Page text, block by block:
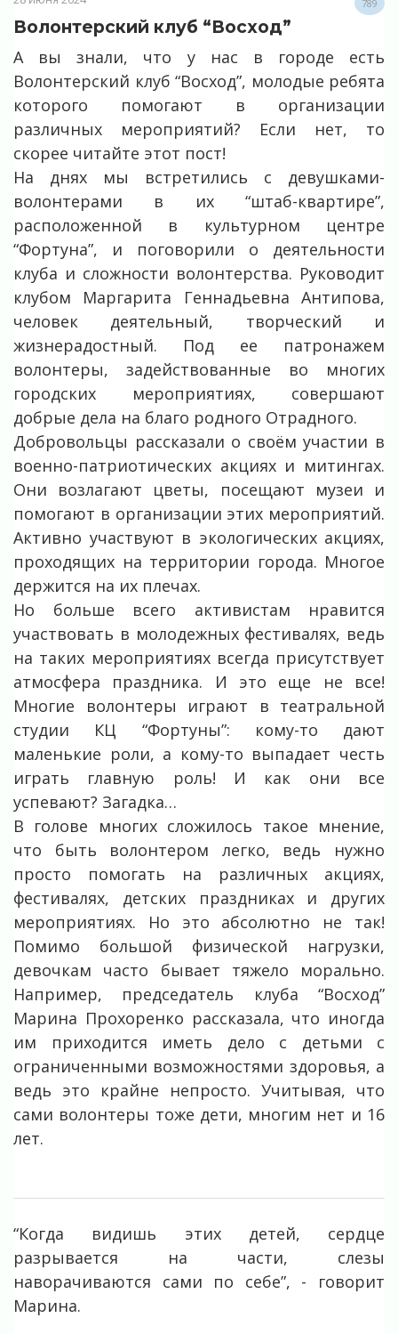
789
Волонтерский клуб “Восход”
А вы знали, что у нас в городе есть
Волонтерский клуб “Восход”, молодые ребята
которого помогают в организации
различных мероприятий? Если нет, то
скорее читайте этот пост!
На днях мы встретились с девушками-
волонтерами в их “штаб-квартире”,
расположенной в культурном центре
“Фортуна”, и поговорили о деятельности
клуба и сложности волонтерства. Руководит
клубом Маргарита Геннадьевна Антипова,
человек деятельный, творческий и
жизнерадостный. Под ее патронажем
волонтеры, задействованные во многих
городских мероприятиях, совершают
добрые дела на благо родного Отрадного.
Добровольцы рассказали о своём участии в
военно-патриотических акциях и митингах.
Они возлагают цветы, посещают музеи и
помогают в организации этих мероприятий.
Активно участвуют в экологических акциях,
проходящих на территории города. Многое
держится на их плечах.
Но больше всего активистам нравится
участвовать в молодежных фестивалях, ведь
на таких мероприятиях всегда присутствует
атмосфера праздника. И это еще не все!
Многие волонтеры играют в театральной
студии КЦ “Фортуны”: кому-то дают
маленькие роли, а кому-то выпадает честь
играть главную роль! И как они все
успевают? Загадка…
В голове многих сложилось такое мнение,
что быть волонтером легко, ведь нужно
просто помогать на различных акциях,
фестивалях, детских праздниках и других
мероприятиях. Но это абсолютно не так!
Помимо большой физической нагрузки,
девочкам часто бывает тяжело морально.
Например, председатель клуба “Восход”
Марина Прохоренко рассказала, что иногда
им приходится иметь дело с детьми с
ограниченными возможностями здоровья, а
ведь это крайне непросто. Учитывая, что
сами волонтеры тоже дети, многим нет и 16
лет.
“Когда видишь этих детей, сердце
разрывается на части, слезы
наворачиваются сами по себе”, - говорит
Марина.